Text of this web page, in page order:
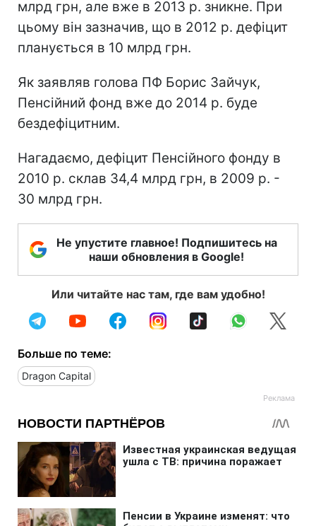
млрд грн, але вже в 2013 р. зникне. При
цьому він зазначив, що в 2012 р. дефіцит
планується в 10 млрд грн.
Як заявляв голова ПФ Борис Зайчук,
Пенсійний фонд вже до 2014 р. буде
бездефіцитним.
Нагадаємо, дефіцит Пенсійного фонду в
2010 р. склав 34,4 млрд грн, в 2009 р. -
30 млрд грн.
Не упустите главное! Подпишитесь на
наши обновления в Google!
Или читайте нас там, где вам удобно!
Больше по теме:
Dragon Capital